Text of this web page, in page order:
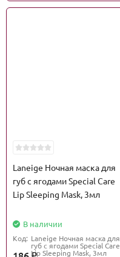
Laneige Ночная маска для
губ с ягодами Special Care
Lip Sleeping Mask, 3мл
В наличии
Код: Laneige Ночная маска для
губ с ягодами Special Care
Lip Sleeping Mask, 3мл